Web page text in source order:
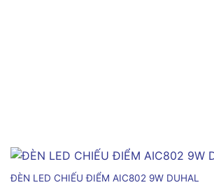
ĐÈN LED CHIẾU ĐIỂM AIC802 9W DUHAL